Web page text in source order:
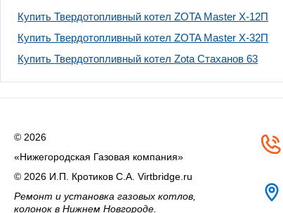
Купить Твердотопливный котел ZOTA Master X-12П
Купить Твердотопливный котел ZOTA Master X-32П
Купить Твердотопливный котел Zota Стаханов 63
© 2026
«Нижегородская Газовая компания»
© 2026 И.П. Кротиков С.А. Virtbridge.ru
Ремонт и установка газовых котлов,
колонок в Нижнем Новгороде.